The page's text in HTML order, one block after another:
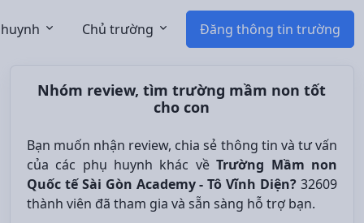
Chủ trường Đăng thông tin trường
Nhóm review, tìm trường mầm non tốt
cho con
Bạn muốn nhận review, chia sẻ thông tin và tư vấn
của các phụ huynh khác vềTrường Mầm non
Quốc tế Sài Gòn Academy - Tô Vĩnh Diện? 32609
thành viên đã tham gia và sẵn sàng hỗ trợ bạn.